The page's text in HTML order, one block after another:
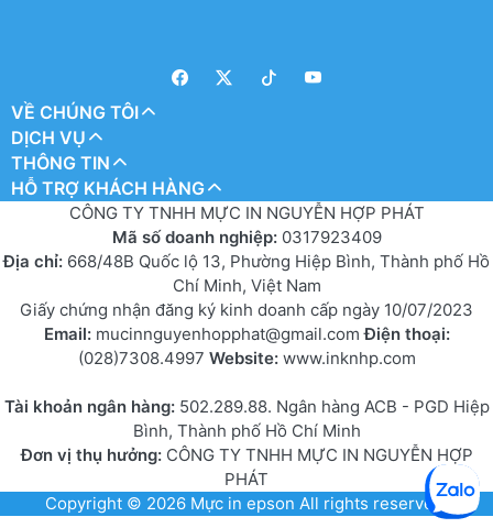
VỀ CHÚNG TÔI
DỊCH VỤ
THÔNG TIN
HỖ TRỢ KHÁCH HÀNG
CÔNG TY TNHH MỰC IN NGUYỄN HỢP PHÁT
Mã số doanh nghiệp: 0317923409
Địa chỉ: 668/48B Quốc lộ 13, Phường Hiệp Bình, Thành phố Hồ
Chí Minh, Việt Nam
Giấy chứng nhận đăng ký kinh doanh cấp ngày 10/07/2023
Email: mucinnguyenhopphat@gmail.comĐiện thoại:
(028)7308.4997 Website: www.inknhp.com
Tài khoản ngân hàng: 502.289.88. Ngân hàng ACB - PGD Hiệp
Bình, Thành phố Hồ Chí Minh
Đơn vị thụ hưởng:CÔNG TY TNHH MỰC IN NGUYỄN HỢP
PHÁT
Copyright © 2026 Mực in epson All rights reserved.